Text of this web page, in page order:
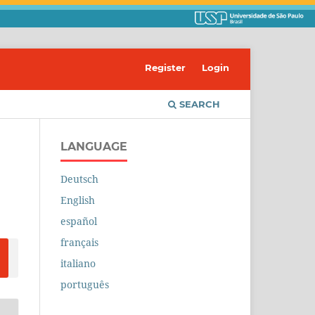
SEARCH
Register Login
LANGUAGE
Deutsch
English
español
français
italiano
português